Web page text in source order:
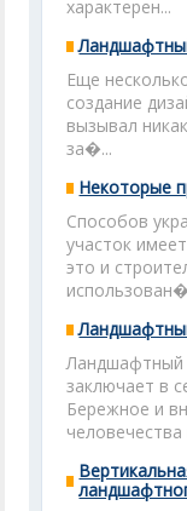
характерен...
Еще
создание
вызывал
за�...
Некоторые
Способов
участок
это и
Ландшафтный
заключает в
Бережное и